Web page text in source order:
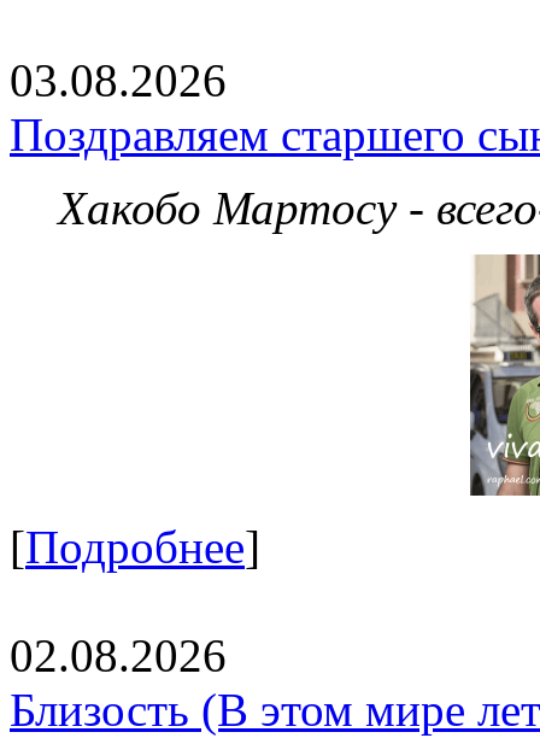
03.08.2026
Поздравляем старшего
Хакобо Мартосу -
[Подробнее]
02.08.2026
Близость (В этом мире